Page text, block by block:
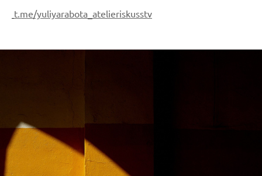
t.me/yuliyarabota_atelieriskusstv